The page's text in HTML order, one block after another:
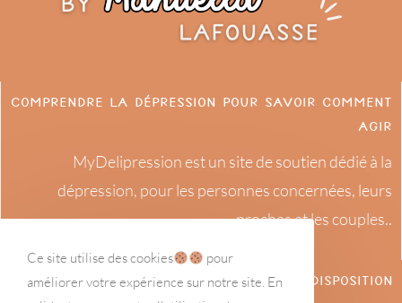
Comprendre la dépression pour savoir comment
agir
MyDelipression est un site de soutien dédié à la
dépression, pour les personnes concernées, leurs
proches et les couples..
À ta disposition
Ce site utilise des cookies
pour
améliorer votre expérience sur notre site. En